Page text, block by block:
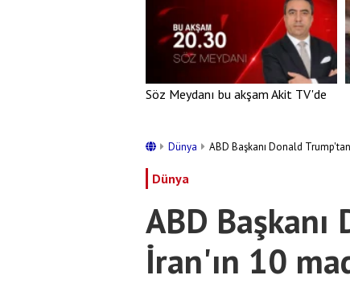
Söz Meydanı bu akşam Akit TV'de
Dünya ABD Başkanı Donald
Dünya
ABD
İran'ın 10